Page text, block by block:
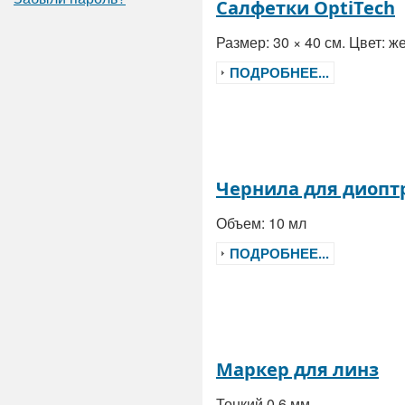
Салфетки OptiTech
Размер: 30 × 40 см. Цвет:
ПОДРОБНЕЕ...
Чернила для
Объем: 10 мл
ПОДРОБНЕЕ...
Маркер для линз